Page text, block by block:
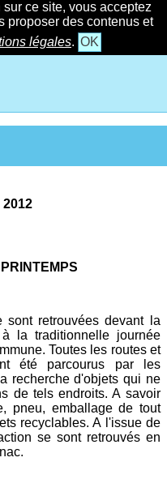
ce site, vous acceptez
proposer des contenus et
légales. OK
2012
retrouvées devant la
la traditionnelle journée
Toutes les routes et
été parcourus par les
recherche d'objets qui ne
de tels endroits. A savoir
pneu, emballage de tout
recyclables. A l'issue de
se sont retrouvés en